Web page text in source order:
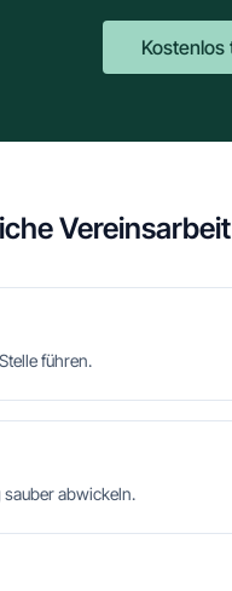
Kostenlos
führen.
abwickeln.